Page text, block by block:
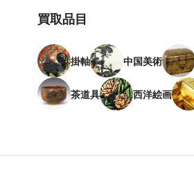
買取品目
掛軸 中国美術
茶道具 西洋絵画